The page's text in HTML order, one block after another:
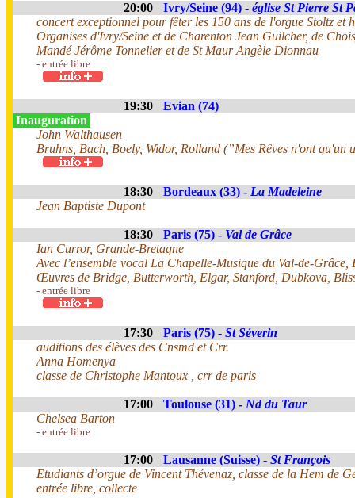
20:00 Ivry/Seine (94) - église St Pierre St
concert exceptionnel pour fêter les 150 ans de l'orgue Stoltz et
Organises d'Ivry/Seine et de Charenton Jean Guilcher, de
Mandé Jérôme Tonnelier et de St Maur Angèle Dionnau
- entrée libre
19:30
Evian (74)
Inauguration
John Walthausen
Bruhns, Bach, Boely, Widor, Rolland (”Mes Rêves n'ont qu'un
18:30 Bordeaux (33) - La Madeleine
Jean Baptiste Dupont
18:30 Paris (75) - Val de Grâce
Ian Curror, Grande-Bretagne
Avec l’ensemble vocal La Chapelle-Musique du Val-de-Grâce,
Œuvres de Bridge, Butterworth, Elgar, Stanford, Dubkova,
- entrée libre
17:30 Paris (75) - St Séverin
auditions des élèves des Cnsmd et Crr.
Anna Homenya
classe de Christophe Mantoux , crr de paris
17:00 Toulouse (31) - Nd du Taur
Chelsea Barton
- entrée libre
17:00 Lausanne (Suisse) - St François
Etudiants d’orgue de Vincent Thévenaz, classe de la Hem de
entrée libre, collecte